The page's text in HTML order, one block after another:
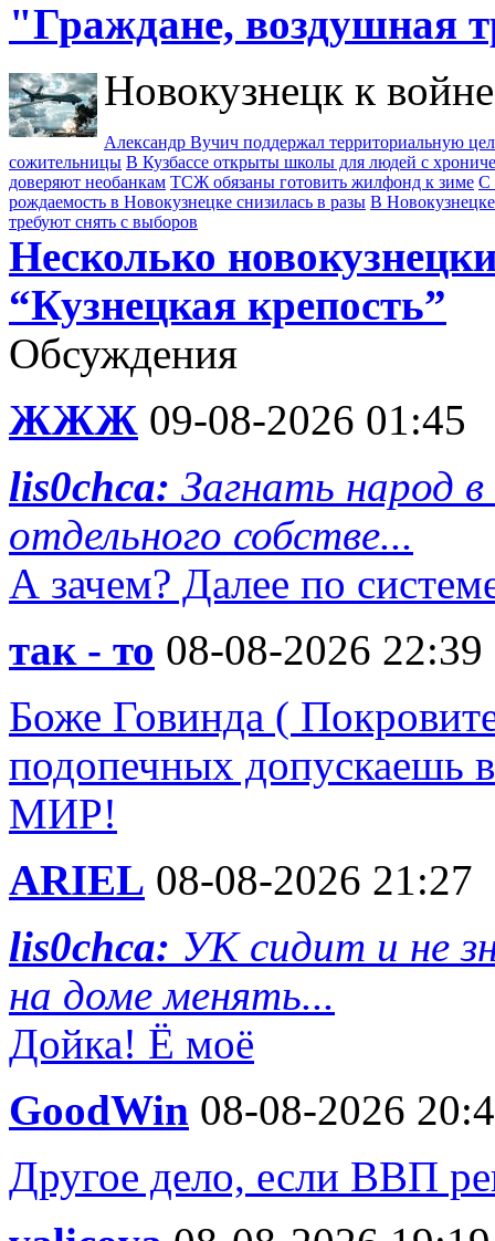
"Граждане, воздушная
Новокузнецк к
Александр Вучич поддержал территориальную
сожительницы В Кузбассе открыты школы для людей с
доверяют необанкам ТСЖ обязаны готовить жилфонд к зиме С
рождаемость в Новокузнецке снизилась в разы В
требуют снять с выборов
Несколько
“Кузнецкая крепость”
Обсуждения
ЖЖЖ 09-08-2026 01:45
lis0chca: Загнать народ в
отдельного собстве...
А зачем? Далее по
так - то 08-08-2026 22:39
Боже Говинда (
подопечных допускаешь
МИР!
ARIEL 08-08-2026 21:27
lis0chca: УК сидит и не
на доме менять...
Дойка! Ё моё
GoodWin 08-08-2026
Другое дело, если ВВП